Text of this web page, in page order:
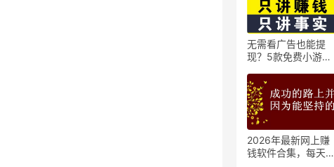
无需看广告也能提
现？5款免费小游戏
2026年最新网上赚
钱软件合集，每天免